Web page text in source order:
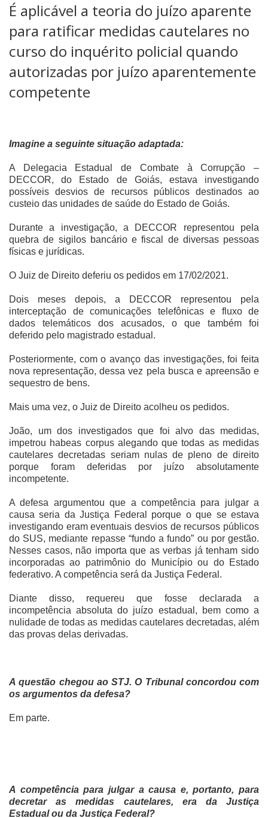
É aplicável a teoria do juízo aparente
para ratificar medidas cautelares no
curso do inquérito policial quando
autorizadas por juízo aparentemente
competente
Imagine a seguinte situação adaptada:
A Delegacia Estadual de Combate à Corrupção –
DECCOR, do Estado de Goiás, estava investigando
possíveis desvios de recursos públicos destinados ao
custeio das unidades de saúde do Estado de Goiás.
Durante a investigação, a DECCOR representou pela
quebra de sigilos bancário e fiscal de diversas pessoas
físicas e jurídicas.
O Juiz de Direito deferiu os pedidos em 17/02/2021.
Dois meses depois, a DECCOR representou pela
interceptação de comunicações telefônicas e fluxo de
dados telemáticos dos acusados, o que também foi
deferido pelo magistrado estadual.
Posteriormente, com o avanço das investigações, foi feita
nova representação, dessa vez pela busca e apreensão e
sequestro de bens.
Mais uma vez, o Juiz de Direito acolheu os pedidos.
João, um dos investigados que foi alvo das medidas,
impetrou habeas corpus alegando que todas as medidas
cautelares decretadas seriam nulas de pleno de direito
porque foram deferidas por juízo absolutamente
incompetente.
A defesa argumentou que a competência para julgar a
causa seria da Justiça Federal porque o que se estava
investigando eram eventuais desvios de recursos públicos
do SUS, mediante repasse “fundo a fundo” ou por gestão.
Nesses casos, não importa que as verbas já tenham sido
incorporadas ao patrimônio do Município ou do Estado
federativo. A competência será da Justiça Federal.
Diante disso, requereu que fosse declarada a
incompetência absoluta do juízo estadual, bem como a
nulidade de todas as medidas cautelares decretadas, além
das provas delas derivadas.
A questão chegou ao STJ. O Tribunal concordou com
os argumentos da defesa?
Em parte.
A competência para julgar a causa e, portanto, para
decretar as medidas cautelares, era da Justiça
Estadual ou da Justiça Federal?